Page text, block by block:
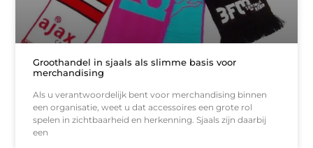
Groothandel in sjaals als slimme basis voor
merchandising
Als u verantwoordelijk bent voor merchandising binnen
een organisatie, weet u dat accessoires een grote rol
spelen in zichtbaarheid en herkenning. Sjaals zijn daarbij
een